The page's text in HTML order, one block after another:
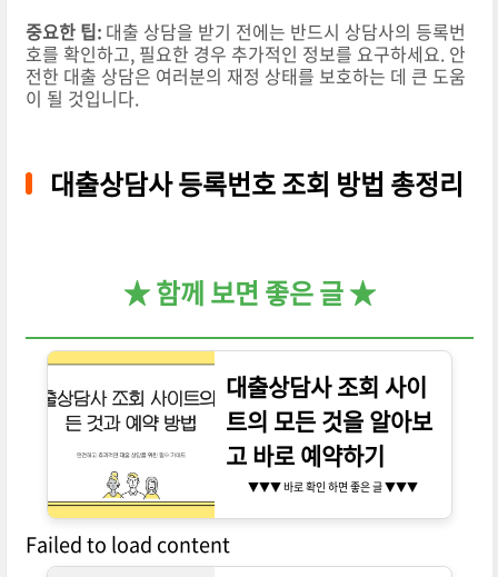
중요한 팁:대출 상담을 받기 전에는 반드시 상담사의 등록번
호를 확인하고, 필요한 경우 추가적인 정보를 요구하세요. 안
전한 대출 상담은 여러분의 재정 상태를 보호하는 데 큰 도움
이 될 것입니다.
대출상담사 등록번호 조회 방법 총정리
★ 함께 보면 좋은 글 ★
대출상담사 조회 사이
트의 모든 것을 알아보
고 바로 예약하기
▼▼▼ 바로 확인 하면 좋은 글 ▼▼▼
Failed to load content